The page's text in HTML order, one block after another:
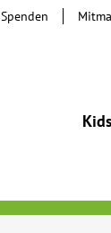
Spenden